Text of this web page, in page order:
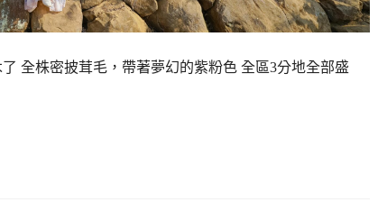
全株密披茸毛，帶著夢幻的紫粉色 全區3分地全部盛